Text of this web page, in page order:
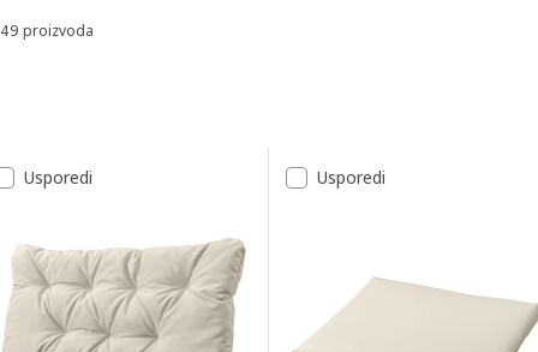
Sortiraj i filtriraj
49 proizvoda
Popis rezultata
Usporedi Usporedi